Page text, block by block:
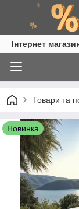
Інтернет
Товари та
Новинка